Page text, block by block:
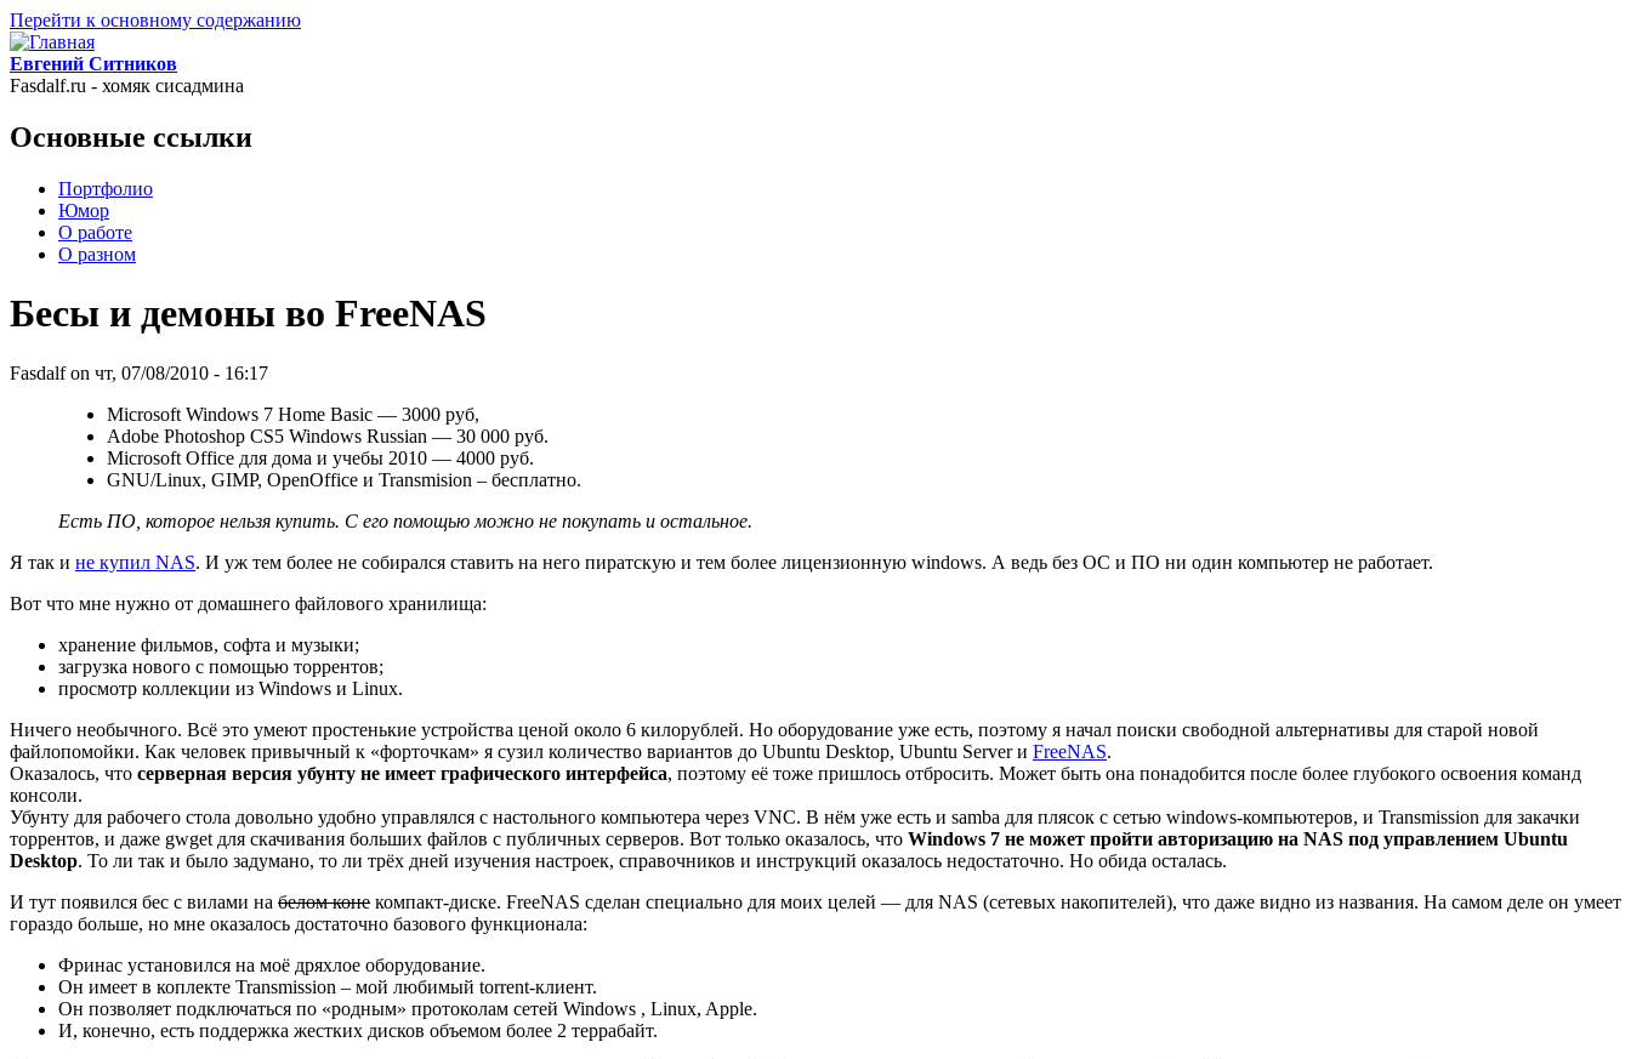
Перейти к основному содержанию
Евгений Ситников
Fasdalf.ru - хомяк сисадмина
Основные ссылки
Портфолио
Юмор
О работе
О разном
Бесы и демоны во FreeNAS
Fasdalfon чт, 07/08/2010 - 16:17
Microsoft Windows 7 Home Basic — 3000 руб,
Adobe Photoshop CS5 Windows Russian — 30 000 руб.
Microsoft Office для дома и учебы 2010 — 4000 руб.
GNU/Linux, GIMP, OpenOffice и Transmision – бесплатно.
Есть ПО, которое нельзя купить. С его помощью можно не покупать и остальное.
Я так и не купил NAS. И уж тем более не собирался ставить на него пиратскую и тем более лицензионную windows. А ведь без ОС и ПО ни один компьютер не работает.
Вот что мне нужно от домашнего файлового хранилища:
хранение фильмов, софта и музыки;
загрузка нового с помощью торрентов;
просмотр коллекции из Windows и Linux.
Ничего необычного. Всё это умеют простенькие устройства ценой около 6 килорублей. Но оборудование уже есть, поэтому я начал поиски свободной альтернативы для старой новой
файлопомойки. Как человек привычный к «форточкам» я сузил количество вариантов до Ubuntu Desktop, Ubuntu Server и FreeNAS.
Оказалось, что серверная версия убунту не имеет графического интерфейса, поэтому её тоже пришлось отбросить. Может быть она понадобится после более глубокого освоения команд
консоли.
Убунту для рабочего стола довольно удобно управлялся с настольного компьютера через VNC. В нём уже есть и samba для плясок с сетью windows-компьютеров, и Transmission для закачки
торрентов, и даже gwget для скачивания больших файлов с публичных серверов. Вот только оказалось, что Windows 7 не может пройти авторизацию на NAS под управлением Ubuntu
Desktop. То ли так и было задумано, то ли трёх дней изучения настроек, справочников и инструкций оказалось недостаточно. Но обида осталась.
И тут появился бес с вилами на белом коне компакт-диске. FreeNAS сделан специально для моих целей — для NAS (сетевых накопителей), что даже видно из названия. На самом деле он умеет
гораздо больше, но мне оказалось достаточно базового функционала:
Фринас установился на моё дряхлое оборудование.
Он имеет в коплекте Transmission – мой любимый torrent-клиент.
Он позволяет подключаться по «родным» протоколам сетей Windows , Linux, Apple.
И, конечно, есть поддержка жестких дисков объемом более 2 террабайт.